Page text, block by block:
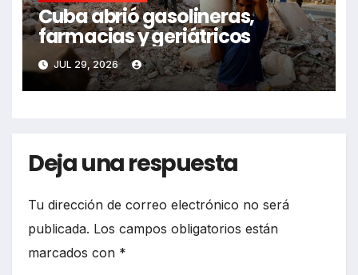
Cuba abrió gasolineras,
farmacias y geriátricos
JUL 29, 2026
Deja una respuesta
Tu dirección de correo electrónico no será
publicada. Los campos obligatorios están
marcados con *